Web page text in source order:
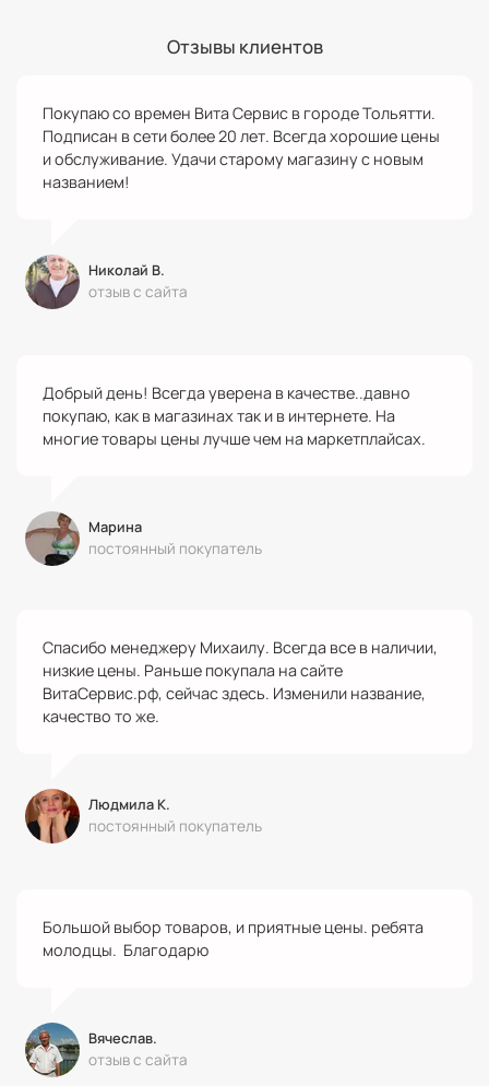
Отзывы клиентов
Покупаю со времен Вита Сервис в городе Тольятти.
Подписан в сети более 20 лет. Всегда хорошие цены
и обслуживание. Удачи старому магазину с новым
названием!
Николай В.
отзыв с сайта
Добрый день! Всегда уверена в качестве..давно
покупаю, как в магазинах так и в интернете. На
многие товары цены лучше чем на маркетплайсах.
Марина
постоянный покупатель
Спасибо менеджеру Михаилу. Всегда все в наличии,
низкие цены. Раньше покупала на сайте
ВитаСервис.рф, сейчас здесь. Изменили название,
качество то же.
Людмила К.
постоянный покупатель
Большой выбор товаров, и приятные цены. ребята
молодцы. Благодарю
Вячеслав.
отзыв с сайта